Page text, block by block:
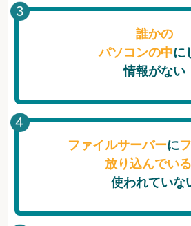
誰かの
パソコンの中に
情報がない
ファイルサーバーに
放り込んでいる
使われていな